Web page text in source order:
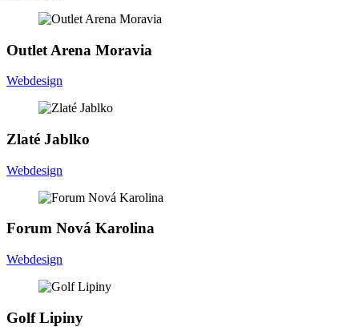
Outlet Arena Moravia
Webdesign
Zlaté Jablko
Webdesign
Forum Nová Karolina
Webdesign
Golf Lipiny